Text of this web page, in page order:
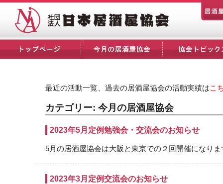
最近の活動一覧、過去の居酒屋協会の活動実績はこ
カテゴリー: 今月の居酒屋協会
2023年5月定例勉強会・交流会のお知らせ
5月の居酒屋協会は大阪と東京での２回開催になり
2023年3月定例交流会のお知らせ